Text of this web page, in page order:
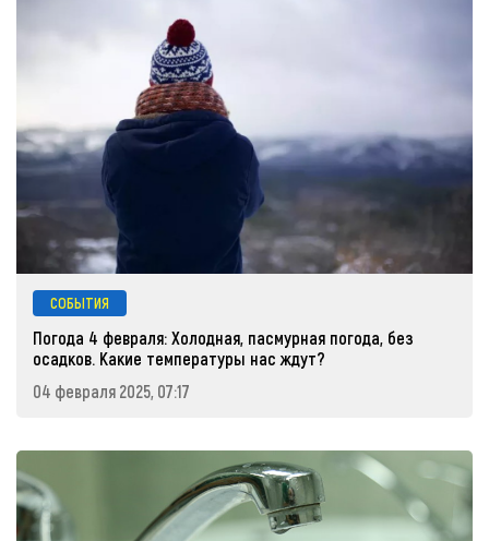
СОБЫТИЯ
Погода 4 февраля: Холодная, пасмурная погода, без
осадков. Какие температуры нас ждут?
04 февраля 2025, 07:17